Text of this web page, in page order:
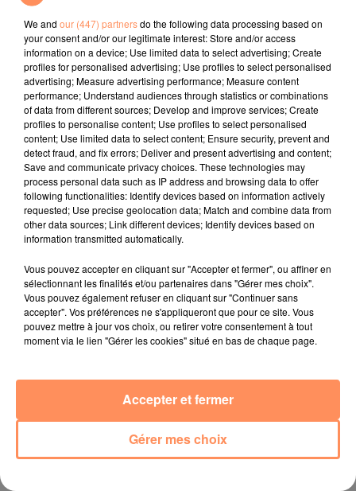
l'horoscope
Bélier Taureau Gémeaux
Cancer Lion Vierge
We and our (447) partnersdo the following data processing based on
your consent and/or our legitimate interest: Store and/or access
information on a device; Use limited data to select advertising; Create
profiles for personalised advertising; Use profiles to select personalised
advertising; Measure advertising performance; Measure content
performance; Understand audiences through statistics or combinations
of data from different sources; Develop and improve services; Create
profiles to personalise content; Use profiles to select personalised
content; Use limited data to select content; Ensure security, prevent and
detect fraud, and fix errors; Deliver and present advertising and content;
Save and communicate privacy choices. These technologies may
process personal data such as IP address and browsing data to offer
following functionalities: Identify devices based on information actively
requested; Use precise geolocation data; Match and combine data from
other data sources; Link different devices; Identify devices based on
information transmitted automatically.
Vous pouvez accepter en cliquant sur "Accepter et fermer", ou affiner en
sélectionnant les finalités et/ou partenaires dans "Gérer mes choix".
Vous pouvez également refuser en cliquant sur "Continuer sans
accepter". Vos préférences ne s'appliqueront que pour ce site. Vous
pouvez mettre à jour vos choix, ou retirer votre consentement à tout
moment via le lien "Gérer les cookies" situé en bas de chaque page.
Gérer mes choix
Accepter et fermer